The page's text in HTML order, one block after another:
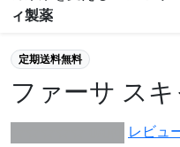
ィ製薬
定期送料無料
ファーサ ス
レビュ